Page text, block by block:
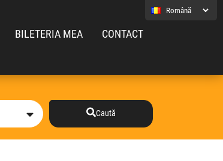
BILETERIA MEA CONTACT
Caută